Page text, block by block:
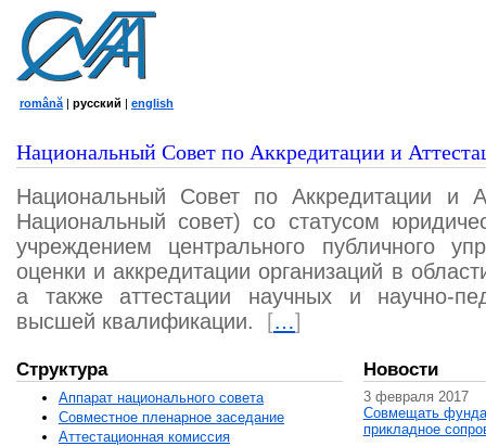
română | русский | english
Национальный Совет по Аккредитации и
Национальный Совет по Аккредитации и
Национальный совет) со статусом
учреждением центрального публичного
оценки и аккредитации организаций в
а также аттестации научных и научно-
высшей квалификации.
[…]
Структура
Аппарат национального совета
Совместное пленарное заседание
Аттестационная комисcия
Новости
3 февраля 2017
Совмещать
прикладное